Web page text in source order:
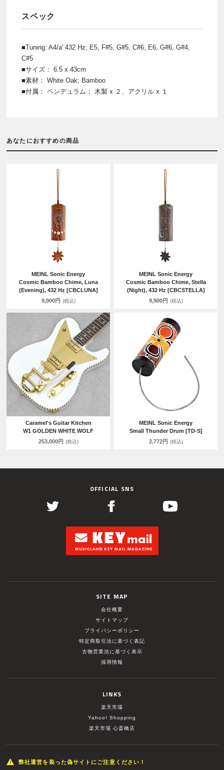
スペック
■Tuning: A4/a' 432 Hz; E5, F#5, G#5, C#6, E6, G#6, G#4,
C#5
■サイズ： 6.5 x 43cm
■素材： White Oak; Bamboo
■付属： ペンデュラム； 木製 x ２、アクリル x １
あなたにおすすめの商品
MEINL Sonic Energy
Cosmic Bamboo Chime, Luna
(Evening), 432 Hz [CBCLUNA]
9,900円 (税込)
MEINL Sonic Energy
Cosmic Bamboo Chime, Stella
(Night), 432 Hz [CBCSTELLA]
9,900円 (税込)
Caramel's Guitar Kitchen
W1 GOLDEN WHITE WOLF
253,000円 (税込)
MEINL Sonic Energy
Small Thunder Drum [TD-S]
2,772円 (税込)
OFFICIAL SNS
SITE MAP
会社概要
サイトマップ
プライバシーポリシー
特定商取引法に基づく表記
古物営業法に基づく表示
採用情報
LINKS
楽天市場
Yahoo! Shopping
楽天市場 心斎橋店
弊社運営を装った偽サイトにご注意ください！